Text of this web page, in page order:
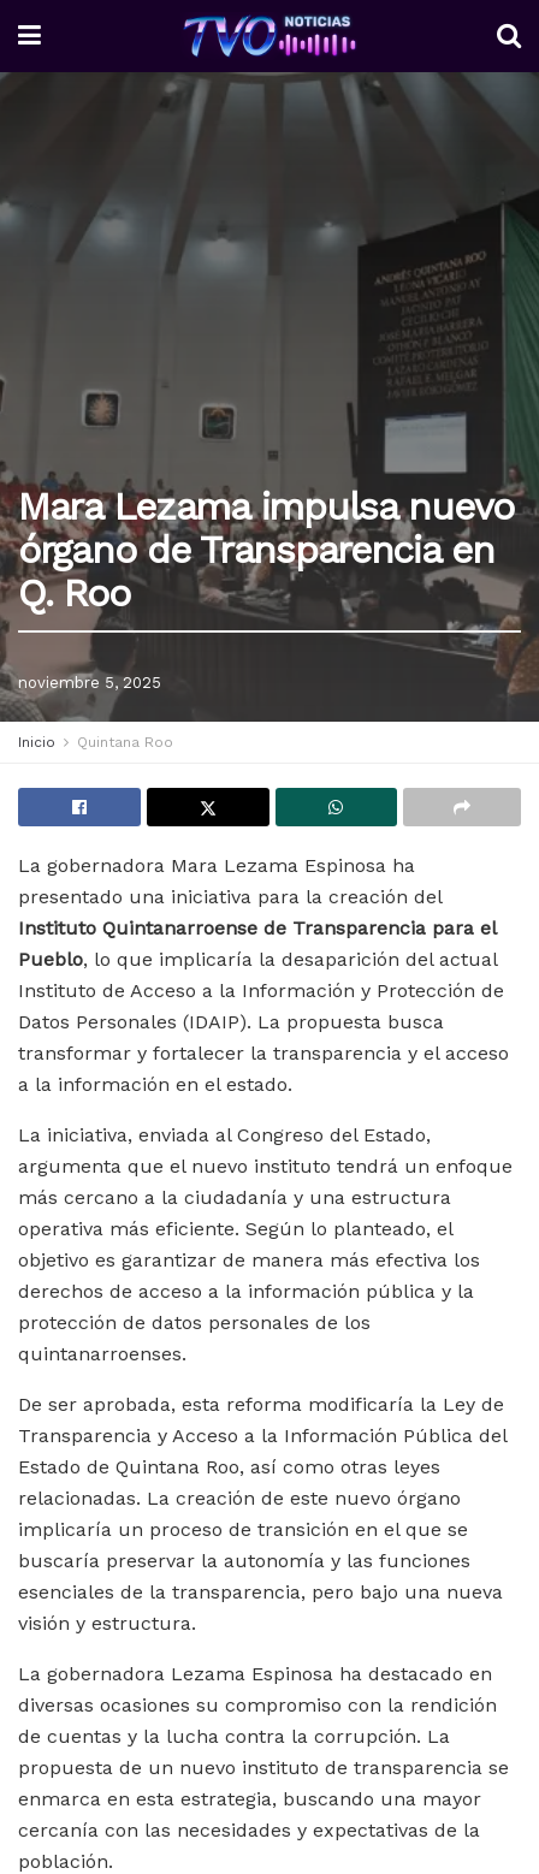
Mara Lezama impulsa nuevo
órgano de Transparencia en
Q. Roo
noviembre 5, 2025
Inicio Quintana Roo
La gobernadora Mara Lezama Espinosa ha
presentado una iniciativa para la creación del
Instituto Quintanarroense de Transparencia para el
Pueblo, lo que implicaría la desaparición del actual
Instituto de Acceso a la Información y Protección de
Datos Personales (IDAIP). La propuesta busca
transformar y fortalecer la transparencia y el acceso
a la información en el estado.
La iniciativa, enviada al Congreso del Estado,
argumenta que el nuevo instituto tendrá un enfoque
más cercano a la ciudadanía y una estructura
operativa más eficiente. Según lo planteado, el
objetivo es garantizar de manera más efectiva los
derechos de acceso a la información pública y la
protección de datos personales de los
quintanarroenses.
De ser aprobada, esta reforma modificaría la Ley de
Transparencia y Acceso a la Información Pública del
Estado de Quintana Roo, así como otras leyes
relacionadas. La creación de este nuevo órgano
implicaría un proceso de transición en el que se
buscaría preservar la autonomía y las funciones
esenciales de la transparencia, pero bajo una nueva
visión y estructura.
La gobernadora Lezama Espinosa ha destacado en
diversas ocasiones su compromiso con la rendición
de cuentas y la lucha contra la corrupción. La
propuesta de un nuevo instituto de transparencia se
enmarca en esta estrategia, buscando una mayor
cercanía con las necesidades y expectativas de la
población.